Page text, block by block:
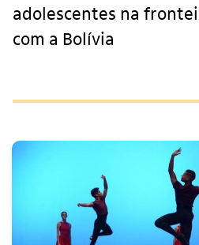
adolescentes na
com a Bolívia